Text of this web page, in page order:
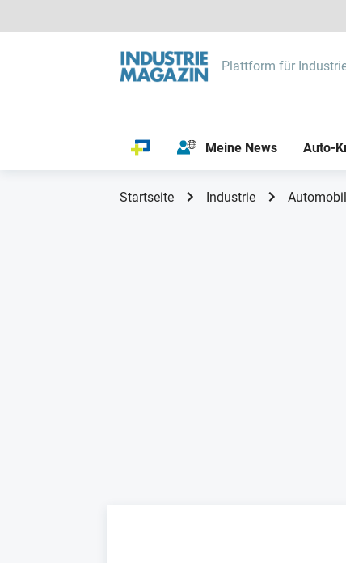
Plattform für
Meine News Auto-
Startseite Industrie Automobil